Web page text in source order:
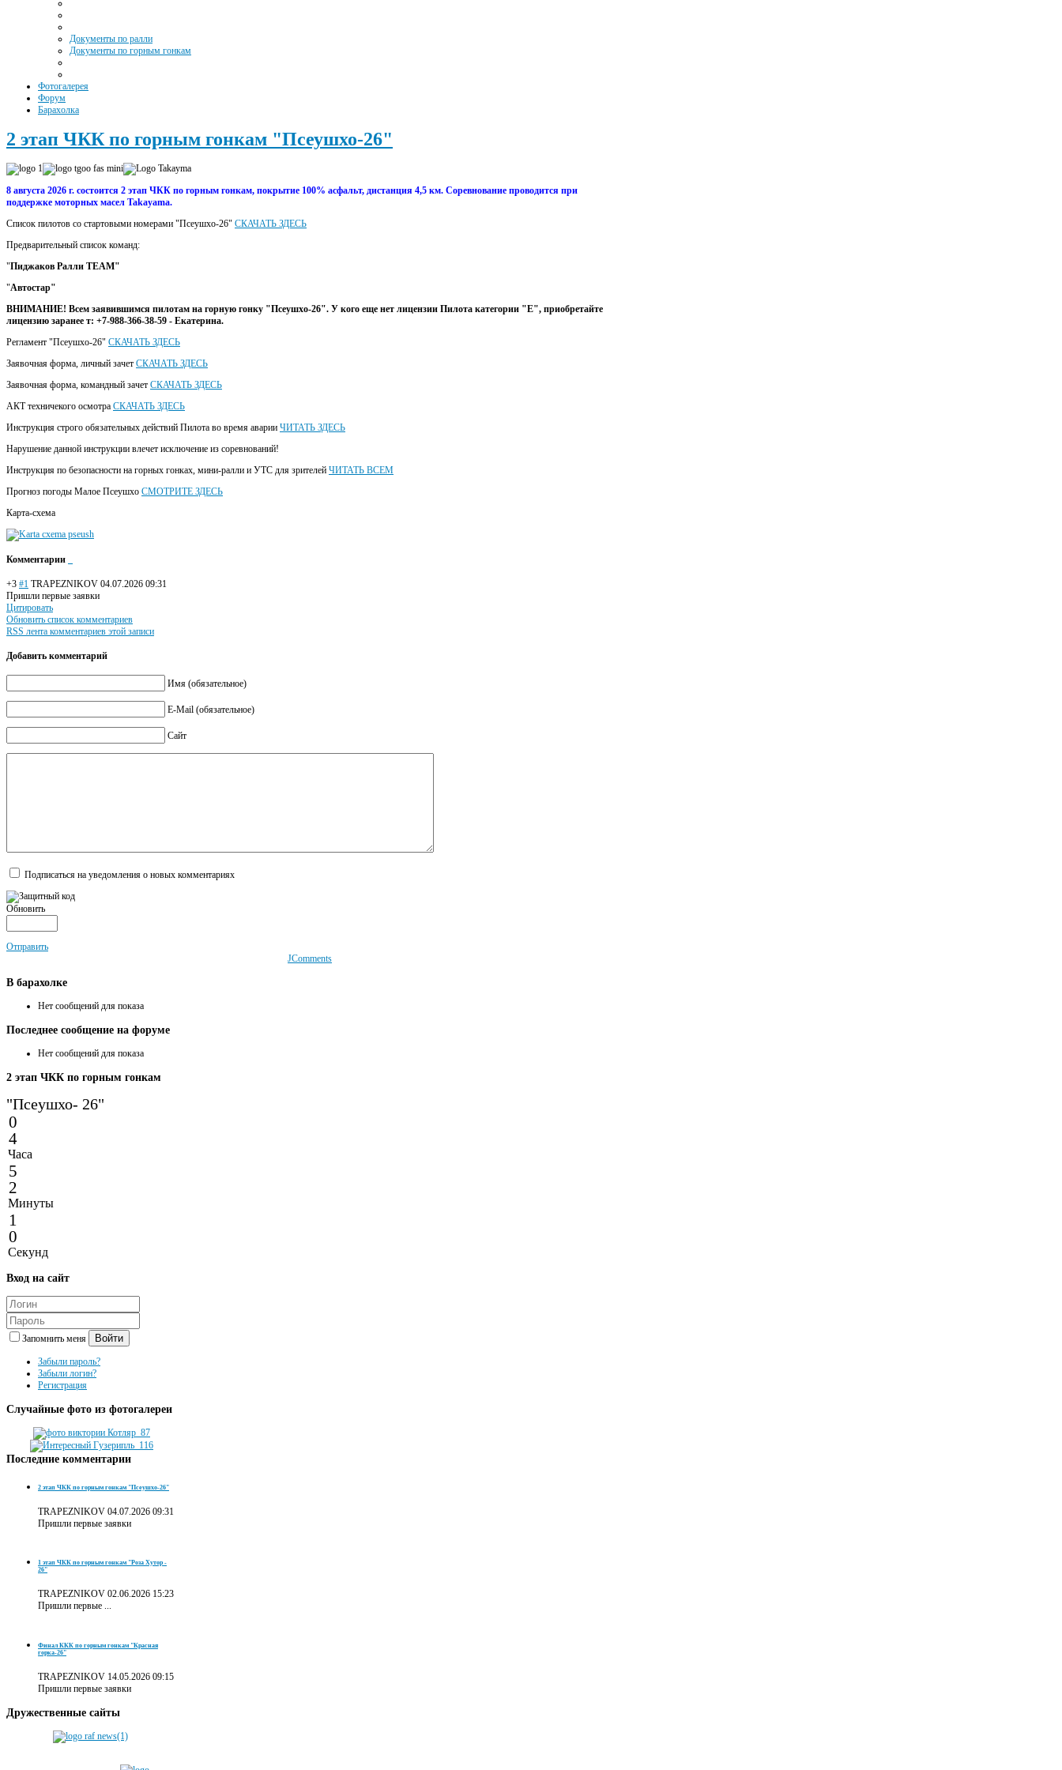
Документы по ралли
Документы по горным гонкам
Фотогалерея
Форум
Барахолка
2 этап ЧКК по горным гонкам "Псеушхо-26"
8 августа 2026 г. состоится 2 этап ЧКК по горным гонкам, покрытие 100% асфальт, дистанция 4,5 км. Соревнование проводится при
поддержке моторных масел Takayama.
Список пилотов со стартовыми номерами "Псеушхо-26" СКАЧАТЬ ЗДЕСЬ
Предварительный список команд:
"Пиджаков Ралли TEAM"
"Автостар"
ВНИМАНИЕ! Всем заявившимся пилотам на горную гонку "Псеушхо-26". У кого еще нет лицензии Пилота категории "Е", приобретайте
лицензию заранее т: +7-988-366-38-59 - Екатерина.
Регламент "Псеушхо-26" СКАЧАТЬ ЗДЕСЬ
Заявочная форма, личный зачет СКАЧАТЬ ЗДЕСЬ
Заявочная форма, командный зачет СКАЧАТЬ ЗДЕСЬ
АКТ техничекого осмотра СКАЧАТЬ ЗДЕСЬ
Инструкция строго обязательных действий Пилота во время аварии ЧИТАТЬ ЗДЕСЬ
Нарушение данной инструкции влечет исключение из соревнований!
Инструкция по безопасности на горных гонках, мини-ралли и УТС для зрителей ЧИТАТЬ ВСЕМ
Прогноз погоды Малое Псеушхо СМОТРИТЕ ЗДЕСЬ
Карта-схема
Комментарии
+3 #1 TRAPEZNIKOV 04.07.2026 09:31
Пришли первые заявки
Цитировать
Обновить список комментариев
RSS лента комментариев этой записи
Добавить комментарий
Имя (обязательное)
E-Mail (обязательное)
Сайт
Подписаться на уведомления о новых комментариях
Обновить
Отправить
JComments
В барахолке
Нет сообщений для показа
Последнее сообщение на форуме
Нет сообщений для показа
2 этап ЧКК по горным гонкам
"Псеушхо- 26"
0
4
Часа
5
2
Минуты
1
0
Секунд
Вход на сайт
Запомнить меня Войти
Забыли пароль?
Забыли логин?
Регистрация
Случайные фото из фотогалереи
Последние комментарии
2 этап ЧКК по горным гонкам "Псеушхо-26"
TRAPEZNIKOV 04.07.2026 09:31
Пришли первые заявки
1 этап ЧКК по горным гонкам "Роза Хутор -
26"
TRAPEZNIKOV 02.06.2026 15:23
Пришли первые ...
Финал ККК по горным гонкам "Красная
горка-26"
TRAPEZNIKOV 14.05.2026 09:15
Пришли первые заявки
Дружественные сайты